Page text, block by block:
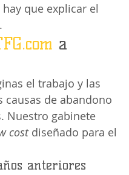
que explicar el
a
el trabajo y las
de abandono
Nuestro gabinete
cost diseñado para el
anteriores